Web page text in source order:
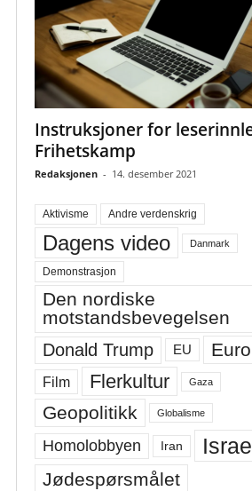
Instruksjoner for
Frihetskamp
Redaksjonen - 14. desember 2021
Aktivisme Andre verdenskrig
Dagens video Danmark
Demonstrasjon
Den nordiske
motstandsbevegelsen
Donald Trump EU
Film Flerkultur Gaza
Geopolitikk Globalisme
Homolobbyen Iran
Jødespørsmålet